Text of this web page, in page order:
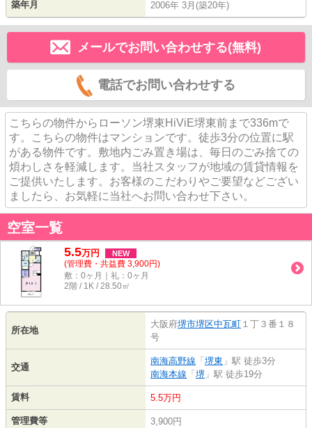
築年月 2006年 3月(築20年)
メールでお問い合わせする(無料)
電話でお問い合わせする
こちらの物件からローソン堺東HiViE堺東前まで336mで
す。こちらの物件はマンションです。徒歩3分の位置に駅
がある物件です。敷地内ごみ置き場は、毎日のごみ捨ての
煩わしさを軽減します。当社スタッフが地域の賃貸情報を
ご提供いたします。お客様のこだわりやご要望などござい
ましたら、お気軽に当社へお問い合わせ下さい。
空室一覧
5.5万円 NEW
(管理費・共益費 3,900円)
敷：0ヶ月｜礼：0ヶ月
2階 / 1K / 28.50㎡
所在地
大阪府堺市堺区中瓦町 １丁３番１８
号
交通
南海高野線 「 堺東 」駅 徒歩3分
南海本線 「 堺 」駅 徒歩19分
賃料 5.5万円
管理費等 3,900円